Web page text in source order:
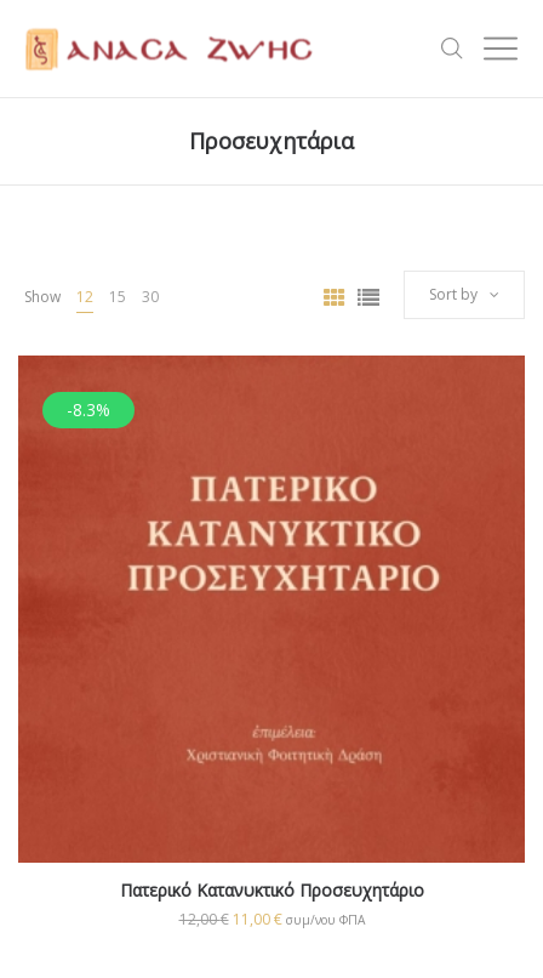
Προσευχητάρια
Show 12 15 30 Sort by
-8.3%
Πατερικό Κατανυκτικό Προσευχητάριο
12,00€ 11,00€ συμ/νου ΦΠΑ